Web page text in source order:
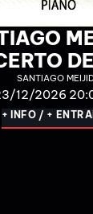
18/10/2026
+ INFO / +